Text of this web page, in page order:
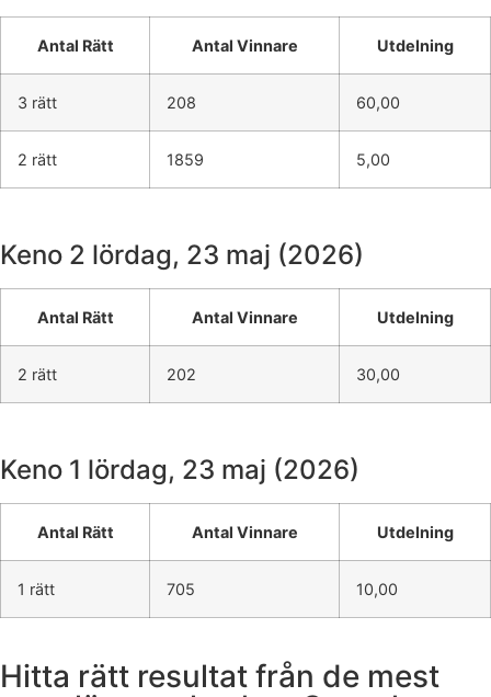
Antal Rätt Antal Vinnare Utdelning
3 rätt 208 60,00
2 rätt 1859 5,00
Keno 2 lördag, 23 maj (2026)
Antal Rätt Antal Vinnare Utdelning
2 rätt 202 30,00
Keno 1 lördag, 23 maj (2026)
Antal Rätt Antal Vinnare Utdelning
1 rätt 705 10,00
Hitta rätt resultat från de mest